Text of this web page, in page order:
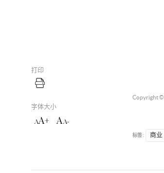
打印
字体大小
AA+ A A-
Copyright
标签 : 商业